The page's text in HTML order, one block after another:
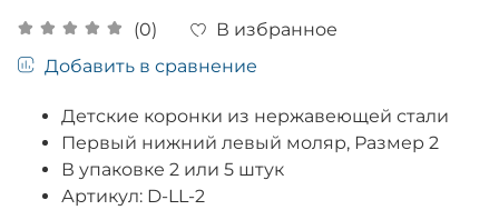
(0)
В избранное
Добавить в сравнение
Детские коронки из нержавеющей стали
Первый нижний левый моляр, Размер 2
В упаковке 2 или 5 штук
Артикул: D-LL-2